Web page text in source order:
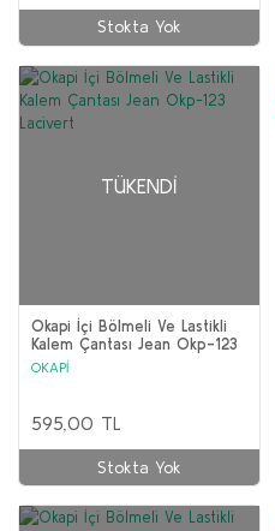
Stokta Yok
TÜKENDI
Okapi İçi Bölmeli Ve Lastikli
Kalem Çantası Jean Okp-123
Lacivert
OKAPİ
595,00 TL
Stokta Yok